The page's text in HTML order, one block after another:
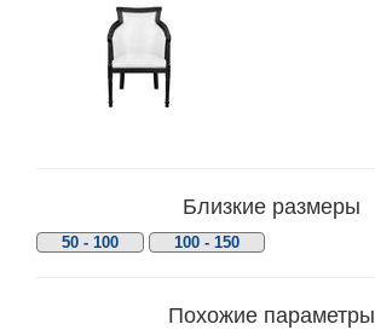
Близкие размеры
50 - 100 100 - 150
Похожие параметры